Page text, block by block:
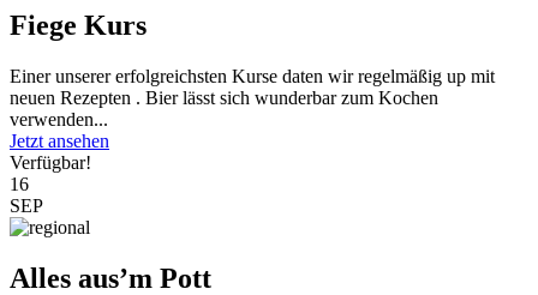
Fiege Kurs
Einer unserer erfolgreichsten Kurse daten wir regelmäßig up mit
neuen Rezepten . Bier lässt sich wunderbar zum Kochen
verwenden...
Jetzt ansehen
Verfügbar!
16
SEP
Alles aus’m Pott